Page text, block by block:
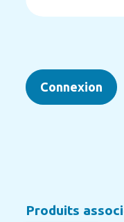
Connexion
Produits